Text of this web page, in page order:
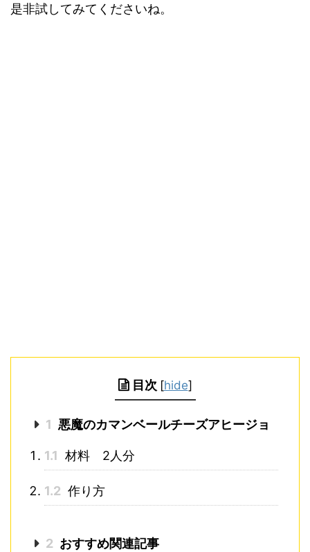
是非試してみてくださいね。
目次 [hide]
1 悪魔のカマンベールチーズアヒージョ
1.1 材料 2人分
1.2 作り方
2 おすすめ関連記事